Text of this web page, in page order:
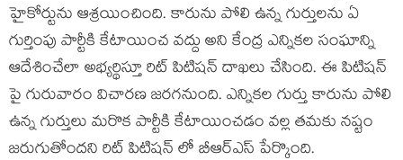
హైకోర్టును ఆశ్రయించింది. కారును పోలి ఉన్న గుర్తులను ఏ
గుర్తింపు పార్టీకి కేటాయించ వద్దు అని కేంద్ర ఎన్నిక‌ల సంఘాన్ని
ఆదేశించేలా అభ్య‌ర్థిస్తూ రిట్ పిటిషన్ దాఖలు చేసింది. ఈ పిటిషన్
పై గురువారం విచార‌ణ జ‌ర‌గ‌నుంది. ఎన్నికల గుర్తు కారును పోలి
ఉన్న గుర్తులు మరొక పార్టీకి కేటాయించడం వల్ల తమకు నష్టం
జరుగుతోందని రిట్ పిటిషన్ లో బీఆర్ఎస్ పేర్కొంది.